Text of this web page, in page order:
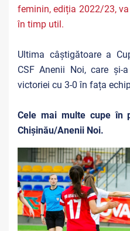
feminin, ediția 2022/23,
în timp util.
Ultima câștigătoare a
CSF Anenii Noi, care și-
victoriei cu 3-0 în fața
Cele mai multe cupe în
Chișinău/Anenii Noi.